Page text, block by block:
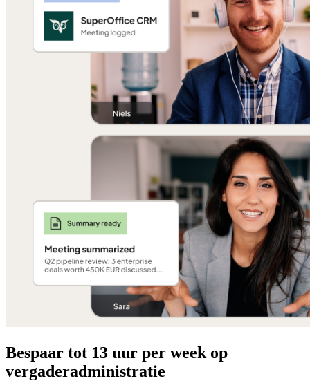
Bespaar tot 13 uur per week op
vergaderadministratie